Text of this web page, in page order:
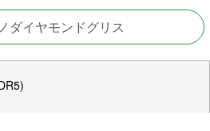
ダイヤモンドグリス